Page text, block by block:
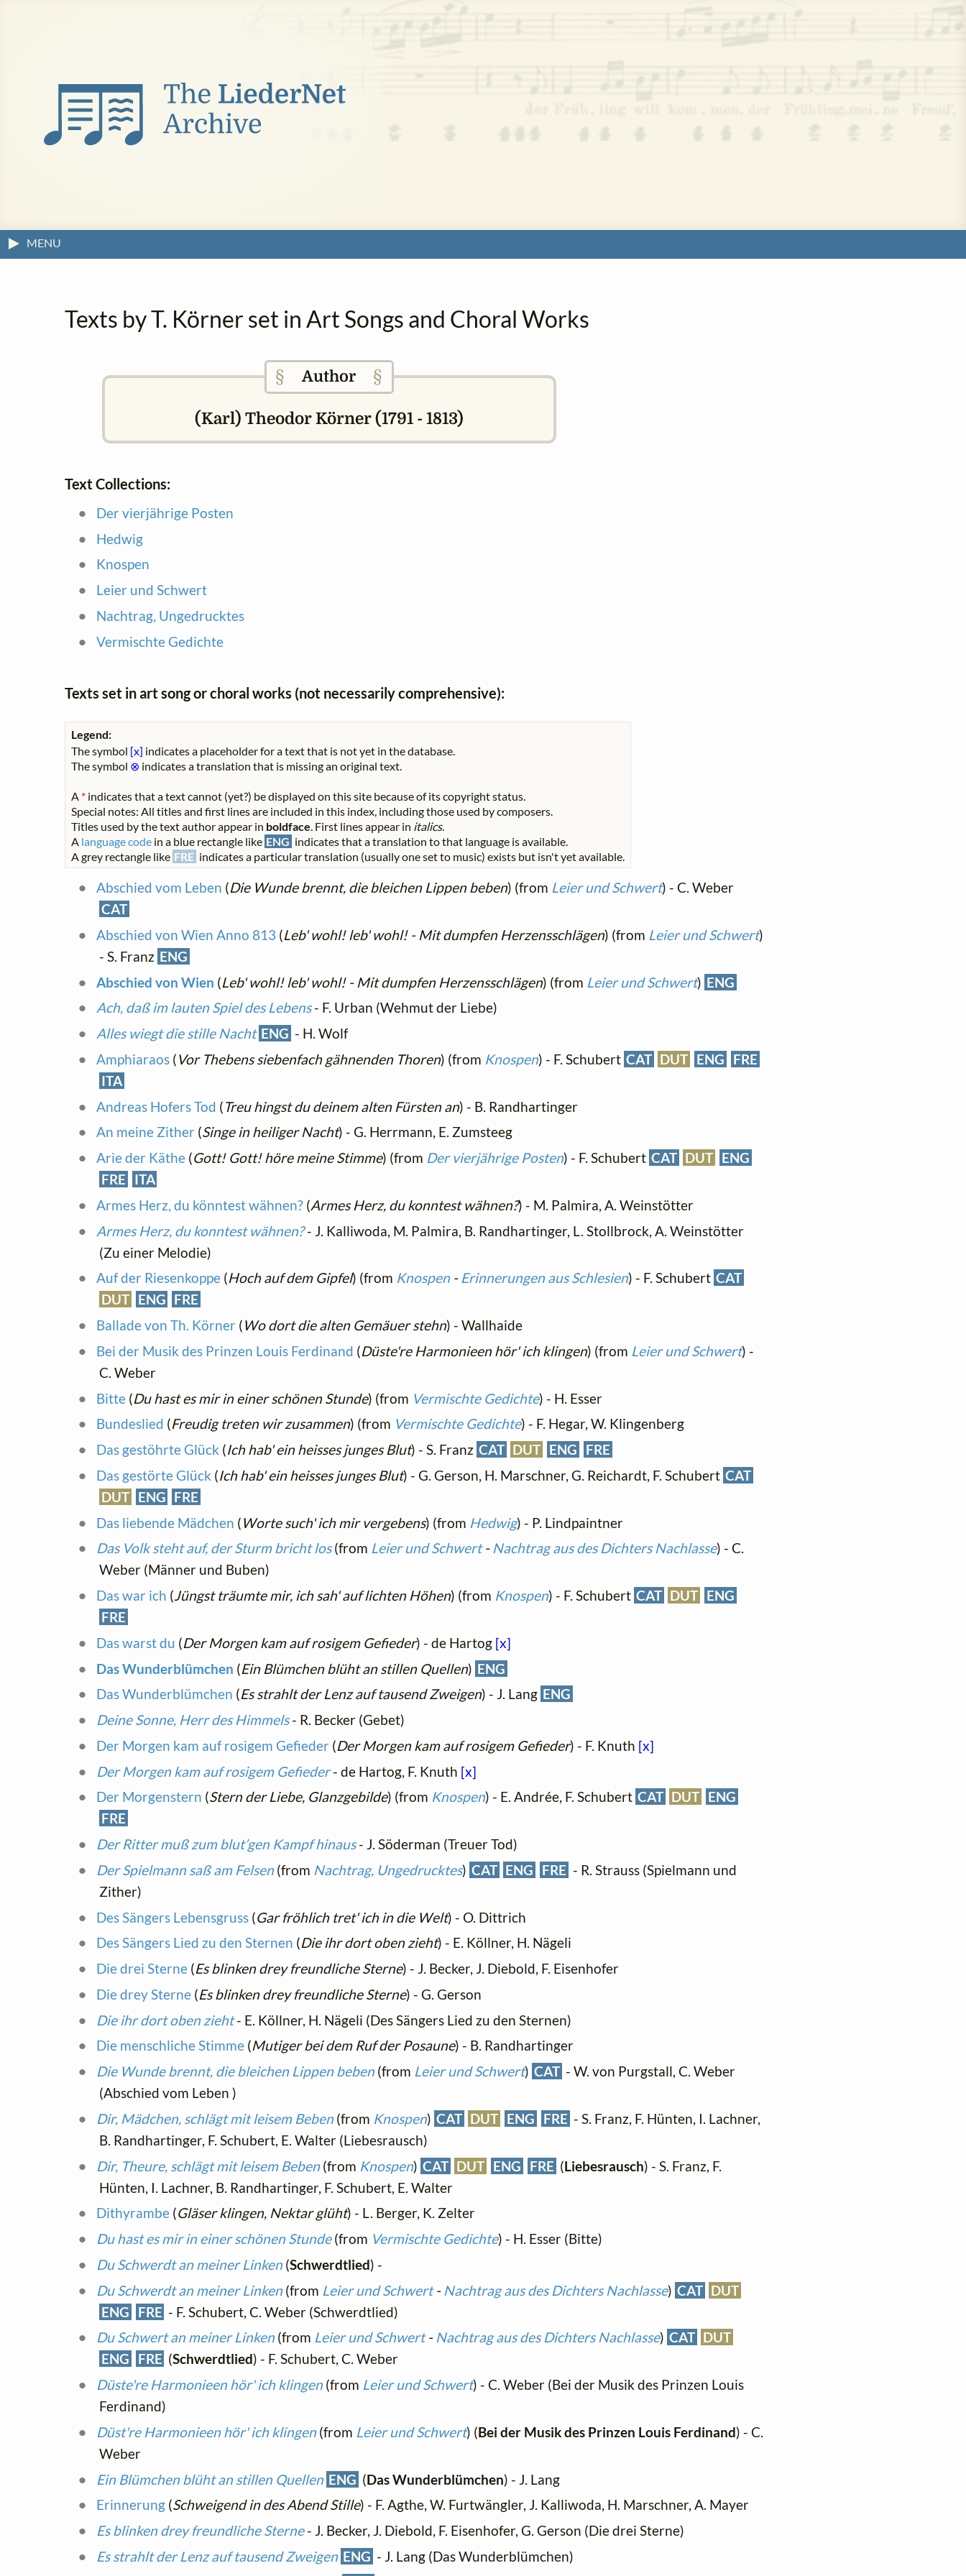
MENU
Texts by T. Körner set in Art Songs and Choral Works
§Author §
(Karl) Theodor Körner (1791 - 1813)
Text Collections:
Der vierjährige Posten
Hedwig
Knospen
Leier und Schwert
Nachtrag, Ungedrucktes
Vermischte Gedichte
Texts set in art song or choral works (not necessarily comprehensive):
Legend:
The symbol [x] indicates a placeholder for a text that is not yet in the database.
The symbol ⊗ indicates a translation that is missing an original text.
A * indicates that a text cannot (yet?) be displayed on this site because of its copyright status.
Special notes: All titles and first lines are included in this index, including those used by composers.
Titles used by the text author appear in boldface. First lines appear in italics.
A language code in a blue rectangle like ENG indicates that a translation to that language is available.
A grey rectangle like FRE indicates a particular translation (usually one set to music) exists but isn't yet available.
Abschied vom Leben (Die Wunde brennt, die bleichen Lippen beben) (from Leier und Schwert) - C. Weber
CAT
Abschied von Wien Anno 813 (Leb' wohl! leb' wohl! - Mit dumpfen Herzensschlägen) (from Leier und Schwert)
- S. Franz ENG
Abschied von Wien (Leb' wohl! leb' wohl! - Mit dumpfen Herzensschlägen) (from Leier und Schwert) ENG
Ach, daß im lauten Spiel des Lebens- F. Urban (Wehmut der Liebe)
Alles wiegt die stille Nacht ENG - H. Wolf
Amphiaraos(Vor Thebens siebenfach gähnenden Thoren) (from Knospen) - F. Schubert CAT DUT ENG
FRE
ITA
Andreas Hofers Tod (Treu hingst du deinem alten Fürsten an) - B. Randhartinger
An meine Zither (Singe in heiliger Nacht) - G. Herrmann, E. Zumsteeg
Arie der Käthe(Gott! Gott! höre meine Stimme) (from Der vierjährige Posten) - F. Schubert CAT DUT ENG
FRE
ITA
Armes Herz, du könntest wähnen?(Armes Herz, du konntest wähnen?) - M. Palmira, A. Weinstötter
Armes Herz, du konntest wähnen?- J. Kalliwoda, M. Palmira, B. Randhartinger, L. Stollbrock, A. Weinstötter
(Zu einer Melodie)
Auf der Riesenkoppe(Hoch auf dem Gipfel) (from Knospen- Erinnerungen aus Schlesien) - F. Schubert CAT
DUT ENG FRE
Ballade von Th. Körner (Wo dort die alten Gemäuer stehn) - Wallhaide
Bei der Musik des Prinzen Louis Ferdinand (Düste're Harmonieen hör' ich klingen) (from Leier und Schwert) -
C. Weber
Bitte(Du hast es mir in einer schönen Stunde) (from Vermischte Gedichte) - H. Esser
Bundeslied (Freudig treten wir zusammen) (from Vermischte Gedichte) - F. Hegar, W. Klingenberg
Das gestöhrte Glück (Ich hab' ein heisses junges Blut) - S. Franz CAT DUT ENG
FRE
Das gestörte Glück (Ich hab' ein heisses junges Blut) - G. Gerson, H. Marschner, G. Reichardt, F. Schubert CAT
DUT ENG FRE
Das liebende Mädchen (Worte such' ich mir vergebens) (from Hedwig) - P. Lindpaintner
Das Volk steht auf, der Sturm bricht los(from Leier und Schwert- Nachtrag aus des Dichters Nachlasse) - C.
Weber (Männer und Buben)
Das war ich (Jüngst träumte mir, ich sah' auf lichten Höhen) (from Knospen) - F. Schubert CAT DUT ENG
FRE
Das warst du (Der Morgen kam auf rosigem Gefieder) - de Hartog [x]
Das Wunderblümchen (Ein Blümchen blüht an stillen Quellen) ENG
Das Wunderblümchen (Es strahlt der Lenz auf tausend Zweigen) - J. Lang ENG
Deine Sonne, Herr des Himmels- R. Becker (Gebet)
Der Morgen kam auf rosigem Gefieder (Der Morgen kam auf rosigem Gefieder) - F. Knuth [x]
Der Morgen kam auf rosigem Gefieder- de Hartog, F. Knuth [x]
Der Morgenstern (Stern der Liebe, Glanzgebilde) (from Knospen) - E. Andrée, F. Schubert CAT DUT ENG
FRE
Der Ritter muß zum blut’gen Kampf hinaus- J. Söderman (Treuer Tod)
Der Spielmann saß am Felsen(from Nachtrag, Ungedrucktes) CAT ENG FRE - R. Strauss (Spielmann und
Zither)
Des Sängers Lebensgruss(Gar fröhlich tret' ich in die Welt) - O. Dittrich
Des Sängers Lied zu den Sternen (Die ihr dort oben zieht) - E. Köllner, H. Nägeli
Die drei Sterne(Es blinken drey freundliche Sterne) - J. Becker, J. Diebold, F. Eisenhofer
Die drey Sterne(Es blinken drey freundliche Sterne) - G. Gerson
Die ihr dort oben zieht- E. Köllner, H. Nägeli (Des Sängers Lied zu den Sternen)
Die menschliche Stimme(Mutiger bei dem Ruf der Posaune) - B. Randhartinger
Die Wunde brennt, die bleichen Lippen beben(from Leier und Schwert) CAT - W. von Purgstall, C. Weber
(Abschied vom Leben )
Dir, Mädchen, schlägt mit leisem Beben(from Knospen) CAT DUT ENG FRE - S. Franz, F. Hünten, I. Lachner,
B. Randhartinger, F. Schubert, E. Walter (Liebesrausch)
Dir, Theure, schlägt mit leisem Beben(from Knospen) CAT DUT ENG FRE (Liebesrausch) - S. Franz, F.
Hünten, I. Lachner, B. Randhartinger, F. Schubert, E. Walter
Dithyrambe(Gläser klingen, Nektar glüht) - L. Berger, K. Zelter
Du hast es mir in einer schönen Stunde(from Vermischte Gedichte) - H. Esser (Bitte)
Du Schwerdt an meiner Linken(Schwerdtlied) -
Du Schwerdt an meiner Linken(from Leier und Schwert- Nachtrag aus des Dichters Nachlasse) CAT DUT
ENG
FRE - F. Schubert, C. Weber (Schwerdtlied)
Du Schwert an meiner Linken(from Leier und Schwert- Nachtrag aus des Dichters Nachlasse) CAT DUT
ENG
FRE (Schwerdtlied) - F. Schubert, C. Weber
Düste're Harmonieen hör' ich klingen(from Leier und Schwert) - C. Weber (Bei der Musik des Prinzen Louis
Ferdinand)
Düst're Harmonieen hör' ich klingen(from Leier und Schwert) (Bei der Musik des Prinzen Louis Ferdinand) - C.
Weber
Ein Blümchen blüht an stillen Quellen ENG (Das Wunderblümchen) - J. Lang
Erinnerung(Schweigend in des Abend Stille) - F. Agthe, W. Furtwängler, J. Kalliwoda, H. Marschner, A. Mayer
Es blinken drey freundliche Sterne- J. Becker, J. Diebold, F. Eisenhofer, G. Gerson (Die drei Sterne)
Es strahlt der Lenz auf tausend Zweigen ENG - J. Lang (Das Wunderblümchen)